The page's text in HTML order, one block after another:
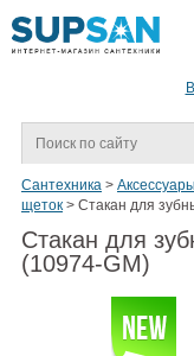
Сантехника >
щеток > Стакан для
Стакан для
(10974-GM)